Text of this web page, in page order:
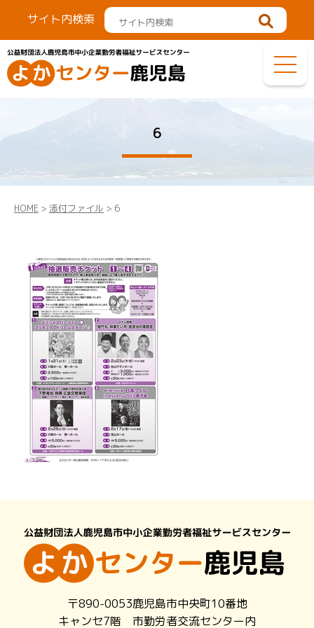
サイト内検索
6
HOME > 添付ファイル > 6
〒890-0053鹿児島市中央町10番地
キャンセ7階 市勤労者交流センター内